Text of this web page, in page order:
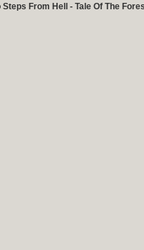
Steps From Hell - Tale Of The